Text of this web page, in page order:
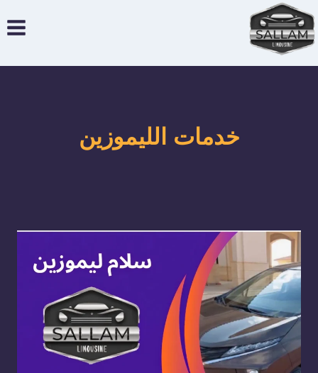
التجاوز
إلى
المحتوى
خدمات الليموزين